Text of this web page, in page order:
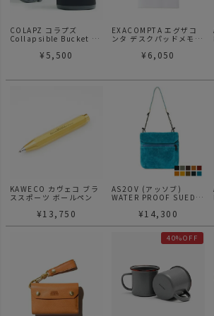
COLAPZ コラプズ
Collapsible Bucket 折
¥ 5,500
EXACOMPTA エグザコ
ンタ デスクパッドメモパ
¥ 6,050
KAWECO カヴェコ ブラ
ススポーツ ボールペン
¥13,750
AS2OV (アッソブ)
WATER PROOF SUEDE
¥14,300
40%OFF